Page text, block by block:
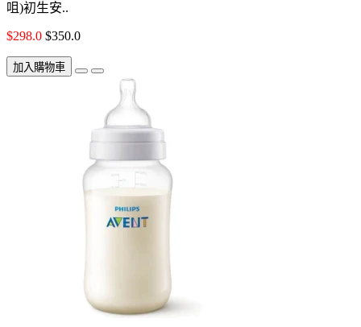
咀)初生安..
$298.0 $350.0
加入購物車